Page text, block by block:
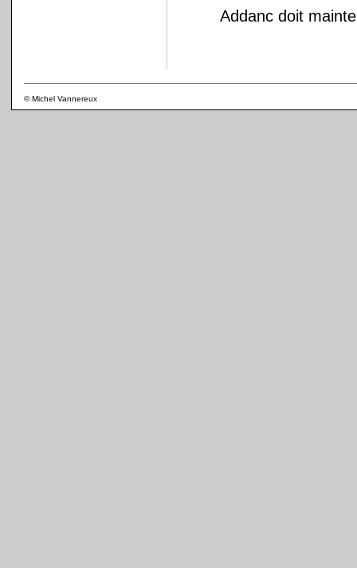
Addanc doit
© Michel Vannereux